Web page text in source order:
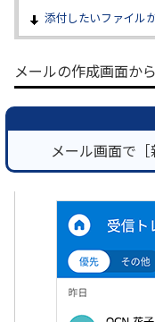
履歴・お気に
お知らせ
NTTドコモビジネ
まはこちら
OCN サービ
添付したいファイル
メールの作成画面か
メール画面で［